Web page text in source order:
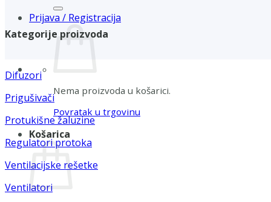
Prijava / Registracija
Nema proizvoda u košarici.
Povratak u trgovinu
Košarica
Kategorije proizvoda
Difuzori
Prigušivači
Protukišne žaluzine
Regulatori protoka
Ventilacijske rešetke
Ventilatori